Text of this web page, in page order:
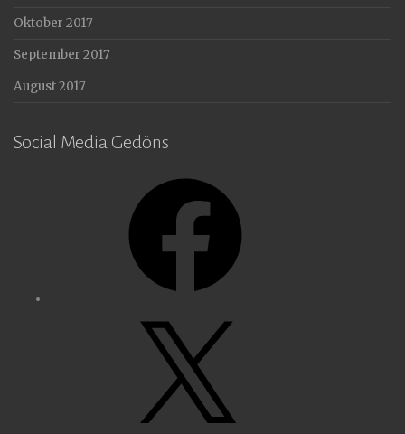
Oktober 2017
September 2017
August 2017
Social Media Gedöns